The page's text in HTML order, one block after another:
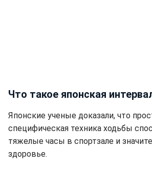
Что такое японская
Японские ученые доказали, что
специфическая техника ходьбы
тяжелые часы в спортзале и
здоровье.